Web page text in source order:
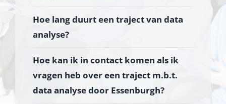
Hoe lang duurt een traject van data
analyse?
Hoe kan ik in contact komen als ik
vragen heb over een traject m.b.t.
data analyse door Essenburgh?